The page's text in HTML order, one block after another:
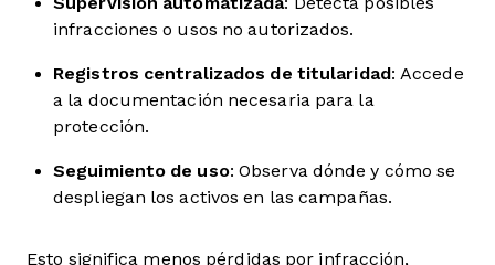
infracciones o usos no autorizados.
Registros centralizados de titularidad: Accede
a la documentación necesaria para la
protección.
Seguimiento de uso: Observa dónde y cómo se
despliegan los activos en las campañas.
Esto significa menos pérdidas por infracción,